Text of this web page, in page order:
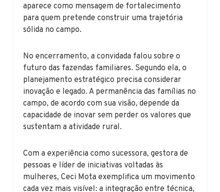
aparece como mensagem de fortalecimento
para quem pretende construir uma trajetória
sólida no campo.
No encerramento, a convidada falou sobre o
futuro das fazendas familiares. Segundo ela, o
planejamento estratégico precisa considerar
inovação e legado. A permanência das famílias no
campo, de acordo com sua visão, depende da
capacidade de inovar sem perder os valores que
sustentam a atividade rural.
Com a experiência como sucessora, gestora de
pessoas e líder de iniciativas voltadas às
mulheres, Ceci Mota exemplifica um movimento
cada vez mais visível: a integração entre técnica,